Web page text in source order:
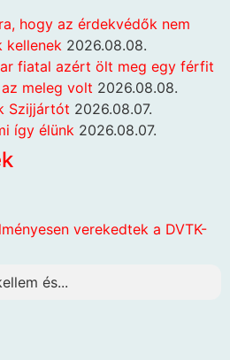
hogy az érdekvédők nem
kellenek 2026.08.08.
fiatal azért ölt meg egy férfit
meleg volt 2026.08.08.
Szijjártót 2026.08.07.
így élünk 2026.08.07.
verekedtek a DVTK-
és...